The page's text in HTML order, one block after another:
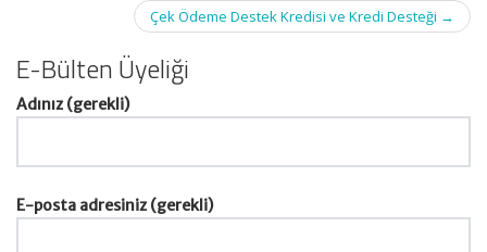
Çek Ödeme Destek Kredisi ve Kredi Desteği →
E-Bülten Üyeliği
Adınız (gerekli)
E-posta adresiniz (gerekli)